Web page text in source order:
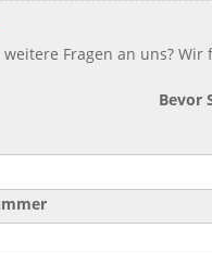
weitere Fragen an uns?
Bevor